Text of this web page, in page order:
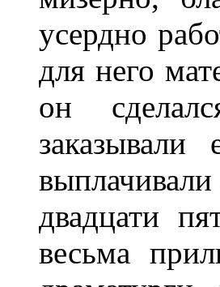
усердно
для него
он
двадцати
весьма